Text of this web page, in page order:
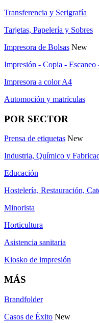
Transferencia y Serigrafía
Tarjetas, Papelería y Sobres
Impresora de Bolsas New
Impresión - Copia - Escaneo
Impresora a color A4
Automoción y matrículas
POR SECTOR
Prensa de etiquetas New
Industria, Químico y
Educación
Hostelería, Restauración,
Minorista
Horticultura
Asistencia sanitaria
Kiosko de impresión
MÁS
Brandfolder
Casos de Éxito New